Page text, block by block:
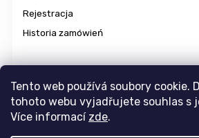
Tento web používá soubory cookie.
tohoto webu vyjadřujete souhlas s
Více informací zde.
Rejestracja
Historia zamówień